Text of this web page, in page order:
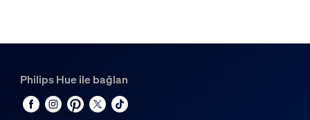
Philips Hue ile bağlan